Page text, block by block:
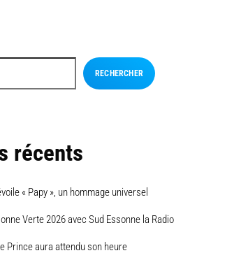
RECHERCHER
récents
« Papy », un hommage universel
Verte 2026 avec Sud Essonne la Radio
Prince aura attendu son heure